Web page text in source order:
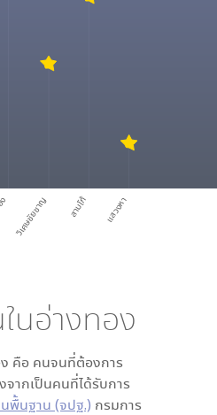
ง วิเศษชัยชาญ สามโก้ แสวงหา
นอ่างทอง
คือ คนจนที่ต้องการ
จากเป็นคนที่ได้รับการ
พื้นฐาน (จปฐ.) กรมการ